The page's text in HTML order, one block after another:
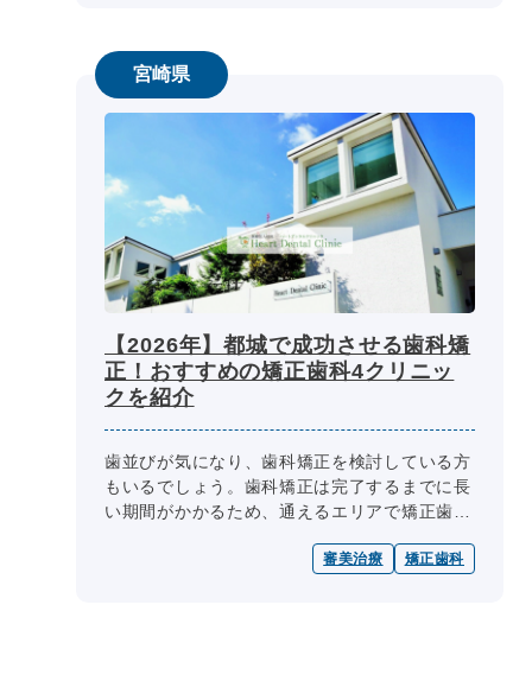
宮崎県
【2026年】都城で成功させる歯科矯
正！おすすめの矯正歯科4クリニッ
クを紹介
歯並びが気になり、歯科矯正を検討している方
もいるでしょう。歯科矯正は完了するまでに長
い期間がかかるため、通えるエリアで矯正歯科
叶えてくれるような歯医者を探すの...
審美治療 矯正歯科